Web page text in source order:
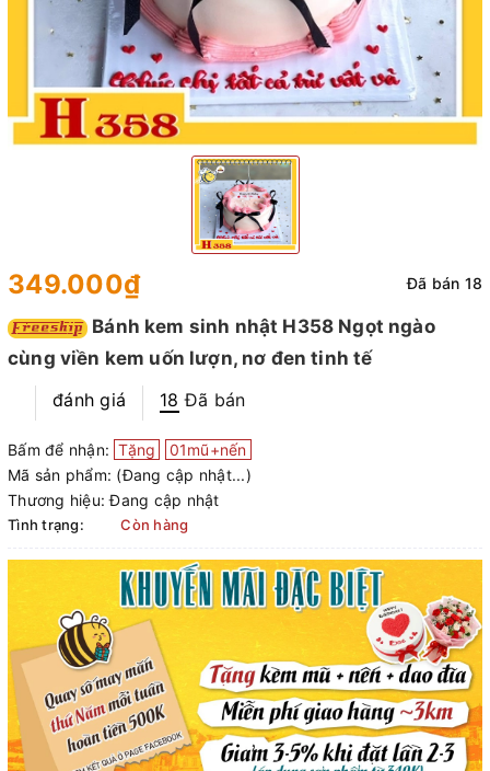
349.000₫ Đã bán 18
Bánh kem sinh nhật H358 Ngọt ngào
cùng viền kem uốn lượn, nơ đen tinh tế
đánh giá
18 Đã bán
Bấm để nhận: Tặng
01mũ+nến
Mã sản phẩm: (Đang cập nhật...)
Thương hiệu: Đang cập nhật
Tình trạng: Còn hàng